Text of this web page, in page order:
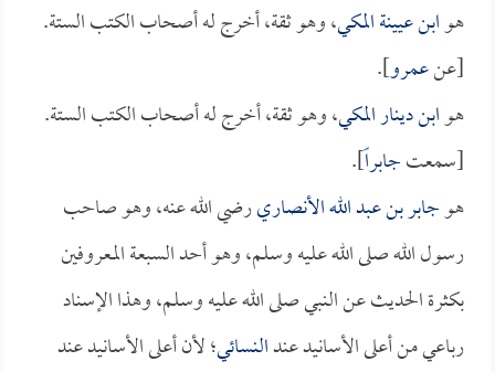
هوابن عيينة المكي، وهو ثقة، أخرج له أصحاب الكتب الستة.
[عنعمرو].
هوابن دينار المكي، وهو ثقة، أخرج له أصحاب الكتب الستة.
[سمعتجابراً].
هوجابر بن عبد الله الأنصاريرضي الله عنه، وهو صاحب
رسول الله صلى الله عليه وسلم، وهو أحد السبعة المعروفين
بكثرة الحديث عن النبي صلى الله عليه وسلم، وهذا الإسناد
رباعي من أعلى الأسانيد عندالنسائي؛ لأن أعلى الأسانيد عند